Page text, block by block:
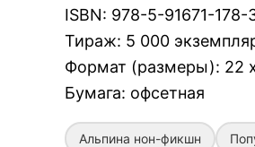
ISBN: 978-5-91671-178-
Тираж: 5 000
Формат (размеры): 22
Бумага: офсетная
Альпина нон-фикшн